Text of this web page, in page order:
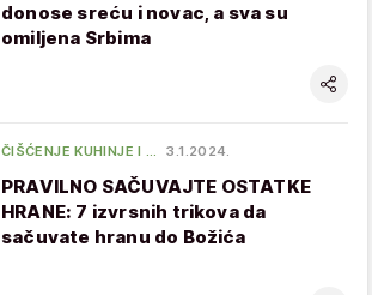
donose sreću i novac, a sva su
omiljena Srbima
ČIŠĆENJE KUHINJE I … 3.1.2024.
PRAVILNO SAČUVAJTE OSTATKE
HRANE: 7 izvrsnih trikova da
sačuvate hranu do Božića